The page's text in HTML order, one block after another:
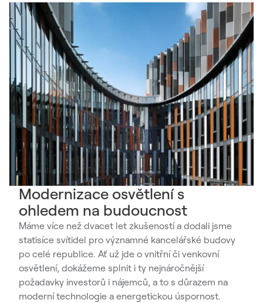
Modernizace osvětlení s
ohledem na budoucnost
Máme více než dvacet let zkušeností a dodali jsme
statisíce svítidel pro významné kancelářské budovy
po celé republice. Ať už jde o vnitřní či venkovní
osvětlení, dokážeme splnit i ty nejnáročnější
požadavky investorů i nájemců, a to s důrazem na
moderní technologie a energetickou úspornost.